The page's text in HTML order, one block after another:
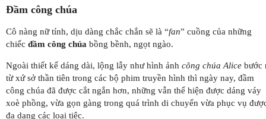
Đầm công chúa
Cô nàng nữ tính, dịu dàng chắc chắn sẽ là “fan” cuồng của những
chiếc đầm công chúa bồng bềnh, ngọt ngào.
Ngoài thiết kế dáng dài, lộng lẫy như hình ảnh công chúa Alice bước
từ xứ sở thần tiên trong các bộ phim truyền hình thì ngày nay, đầm
công chúa đã được cắt ngắn hơn, những vẫn thể hiện được dáng váy
xoè phồng, vừa gọn gàng trong quá trình di chuyển vừa phục vụ
đa dạng các loại tiệc.